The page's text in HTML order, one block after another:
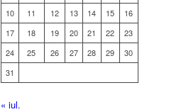
10
11 12 13 14 15
16
17
18 19 20 21 22
23
24
25 26 27 28 29
30
31
« iul.